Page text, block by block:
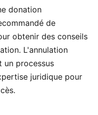
donation
de
obtenir des conseils
L'annulation
un processus
juridique pour